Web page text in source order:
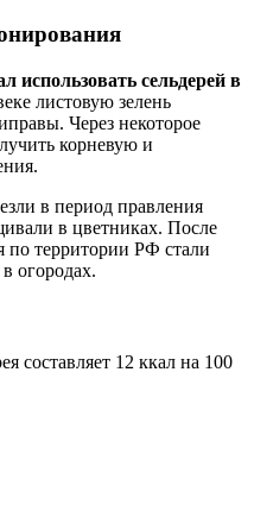
сельдерей в
листовую зелень
Через некоторое
корневую и
в период правления
в цветниках. После
по территории РФ стали
огородах.
составляет 12 ккал на 100